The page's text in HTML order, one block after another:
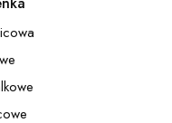
łazienka
prysznicowa
wannowe
umywalkowe